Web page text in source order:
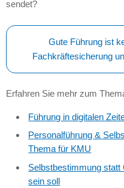
sendet?
Gute Führung ist
Fachkräftesicherung
Erfahren Sie mehr zum
Führung in digitalen
Personalführung &
Thema für KMU
Selbstbestimmung statt
sein soll